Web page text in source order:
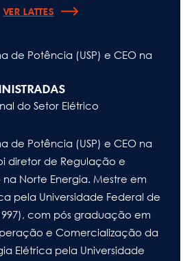
VER LATTES
de Potência (USP) e CEO na
do Setor Elétrico
de Potência (USP) e CEO na
diretor de Regulação e
Norte Energia. Mestre em
pela Universidade Federal de
com pós graduação em
e Comercialização da
Elétrica pela Universidade